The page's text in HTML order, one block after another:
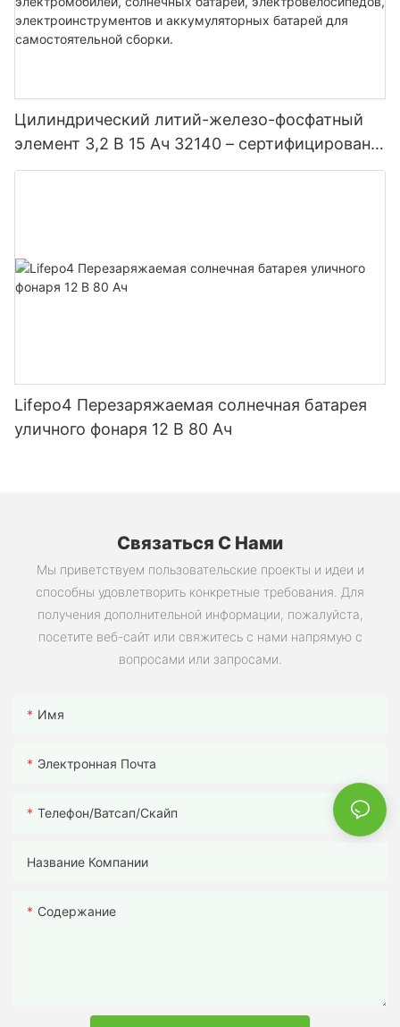
Цилиндрический литий-железо-фосфатный
элемент 3,2 В 15 Ач 32140 – сертифицирован
по стандарту UN38.3, более 2000 циклов
аккумуляторных батарей для
самостоятельной сборки.
Lifepo4 Перезаряжаемая солнечная батарея
уличного фонаря 12 В 80 Ач
Связаться С Нами
Мы приветствуем пользовательские проекты и идеи и
способны удовлетворить конкретные требования. Для
получения дополнительной информации, пожалуйста,
посетите веб-сайт или свяжитесь с нами напрямую с
вопросами или запросами.
Имя
Электронная Почта
Телефон/ватсап/скайп
Название Компании
Содержание